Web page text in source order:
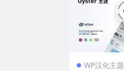
WP汉化主题